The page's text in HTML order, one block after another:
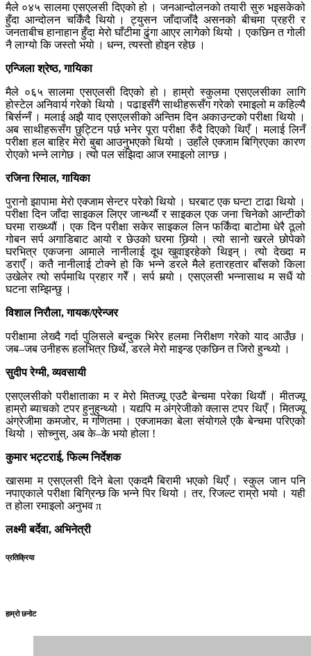
मैले ०४५ सालमा एसएलसी दिएको हो । जनआन्दोलनको तयारी सुरु भइसकेको
हुँदा आन्दोलन चर्किंदै थियो । ट्युसन जाँदाजाँदै असनको बीचमा प्रहरी र
जनताबीच हानाहान हुँदा मेरो घाँटीमा ढुंगा आएर लागेको थियो । एकछिन त गोली
नै लाग्यो कि जस्तो भयो । धन्न, त्यस्तो होइन रहेछ ।
एन्जिला श्रेष्ठ, गायिका
मैले ०६५ सालमा एसएलसी दिएको हो । हाम्रो स्कुलमा एसएलसीका लागि
होस्टेल अनिवार्य गरेको थियो । पढाइसँगै साथीहरूसँग गरेको रमाइलो म कहिल्यै
बिर्सन्नँ । मलाई अझै याद एसएलसीको अन्तिम दिन अकाउन्टको परीक्षा थियो ।
अब साथीहरूसँग छुट्टिन पर्छ भनेर पूरा परीक्षा रुँदै दिएको थिएँ । मलाई लिनँ
परीक्षा हल बाहिर मेरो बुबा आउनुभएको थियो । उहाँले एक्जाम बिग्रिएका कारण
रोएको भन्ने लागेछ । त्यो पल संझिदा आज रमाइलो लाग्छ ।
रजिना रिमाल, गायिका
पुरानो झापामा मेरो एक्जाम सेन्टर परेको थियो । घरबाट एक घन्टा टाढा थियो ।
परीक्षा दिन जाँदा साइकल लिएर जान्थ्यौं र साइकल एक जना चिनेको आन्टीको
घरमा राख्थ्यौं । एक दिन परीक्षा सकेर साइकल लिन फर्किंदा बाटोमा धेरै ठूलो
गोबन सर्प अगाडिबाट आयो र छेउको घरमा छिर्‍यो । त्यो सानो खरले छोपेको
घरभित्र एकजना आमाले नानीलाई दूध खुवाइरहेको थिइन् । त्यो देख्दा म
डराएँ । कतै नानीलाई टोक्ने हो कि भन्ने डरले मैले हतारहतार बाँसको किला
उखेलेर त्यो सर्पमाथि प्रहार गरेँ । सर्प मर्‍यो । एसएलसी भन्नासाथ म सधैं यो
घटना सम्झिन्छु ।
विशाल निरौला, गायक/एरेन्जर
परीक्षामा लेख्दै गर्दा पुलिसले बन्दुक भिरेर हलमा निरीक्षण गरेको याद आउँछ ।
जब–जब उनीहरू हलभित्र छिर्थे, डरले मेरो माइन्ड एकछिन त जिरो हुन्थ्यो ।
सुदीप रेग्मी, व्यवसायी
एसएलसीको परीक्षाताका म र मेरो मितज्यू एउटै बेन्चमा परेका थियौं । मीतज्यू
हाम्रो ब्याचको टपर हुनुहुन्थ्यो । यद्यपि म अंग्रेजीको क्लास टपर थिएँ । मितज्यू
अंग्रेजीमा कमजोर, म गणितमा । एक्जामका बेला संयोगले एकै बेन्चमा परिएको
थियो । सोच्नुस्, अब के–के भयो होला !
कुमार भट्टराई, फिल्म निर्देशक
खासमा म एसएलसी दिने बेला एकदमै बिरामी भएको थिएँ । स्कुल जान पनि
नपाएकाले परीक्षा बिग्रिन्छ कि भन्ने पिर थियो । तर, रिजल्ट राम्रो भयो । यही
त होला रमाइलो अनुभव π
लक्ष्मी बर्देवा, अभिनेत्री
प्रतिक्रिया
हाम्रो छनोट